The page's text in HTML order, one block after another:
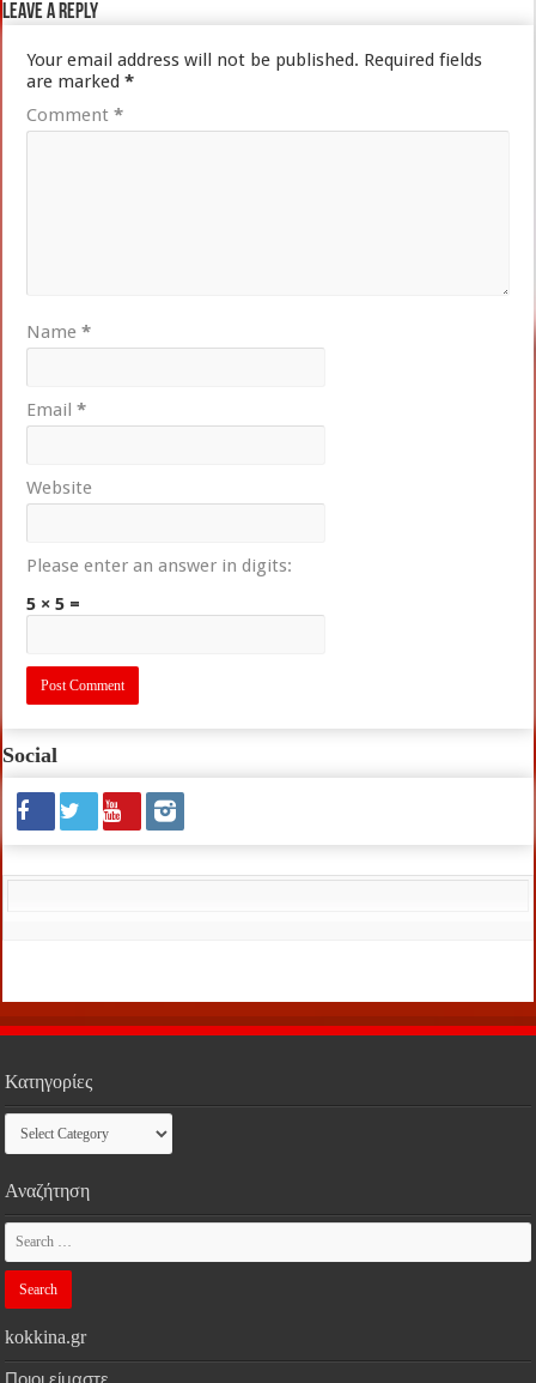
Leave a Reply
Your email address will not be published. Required fields
are marked*
Comment*
Name*
Email*
Website
Please enter an answer in digits:
5 × 5 =
Social
Κατηγορίες
Κατηγορίες
Αναζήτηση
kokkina.gr